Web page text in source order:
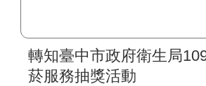
轉知臺中市政府衛生局
菸服務抽獎活動